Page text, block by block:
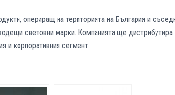
опериращ на територията на България и
световни марки. Компанията ще дистрибутира
и корпоративния сегмент.